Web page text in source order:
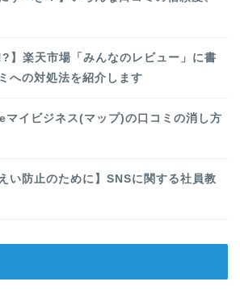
】楽天市場「みんなのレビュー」に書
への対処法を紹介します
マイビジネス(マップ)の口コミの消し方
い防止のために】SNSに関する社員教